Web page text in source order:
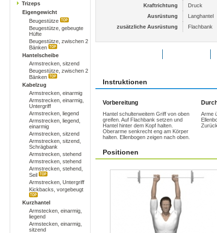
Trizeps
Eigengewicht
Beugestütze
Beugestütze, gebeugte
Hüfte
Beugestütze, zwischen 2
Bänken
Hantelscheibe
Armstrecken, sitzend
Beugestütze, zwischen 2
Bänken
Kabelzug
Armstrecken, einarmig
Armstrecken, einarmig,
Untergriff
Armstrecken, liegend
Armstrecken, liegend,
einarmig
Armstrecken, sitzend
Armstrecken, sitzend,
Schrägbank
Armstrecken, stehend
Armstrecken, stehend
Armstrecken, stehend,
Seil
Armstrecken, Untergriff
Kickbacks, vorgebeugt
Kurzhantel
Armstecken, einarmig,
liegend
Armstecken, einarmig,
sitzend
Kraftrichtung
Druck
Ausrüstung
Langhantel
zusätzliche Ausrüstung
Flachbank
Instruktionen
Vorbereitung
Hantel schulterweitem Griff von oben
greifen. Auf Flachbank setzen und
Hantel hinter dem Kopf halten.
Oberarme senkrecht eng am Körper
halten. Ellenbogen zeigen nach oben.
Arme
Positionen